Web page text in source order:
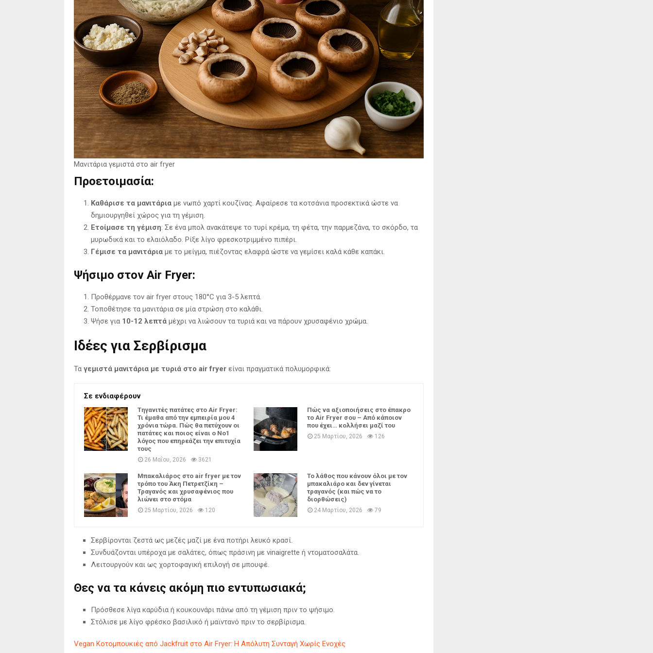
Μανιτάρια γεμιστά στο air fryer
Προετοιμασία:
Καθάρισε τα μανιτάρια με νωπό χαρτί κουζίνας. Αφαίρεσε τα κοτσάνια προσεκτικά ώστε να
δημιουργηθεί χώρος για τη γέμιση.
Ετοίμασε τη γέμιση: Σε ένα μπολ ανακάτεψε το τυρί κρέμα, τη φέτα, την παρμεζάνα, το σκόρδο, τα
μυρωδικά και το ελαιόλαδο. Ρίξε λίγο φρεσκοτριμμένο πιπέρι.
Γέμισε τα μανιτάρια με το μείγμα, πιέζοντας ελαφρά ώστε να γεμίσει καλά κάθε καπάκι.
Ψήσιμο στον Air Fryer:
Προθέρμανε τον air fryer στους 180°C για 3-5 λεπτά.
Τοποθέτησε τα μανιτάρια σε μία στρώση στο καλάθι.
Ψήσε για 10-12 λεπτά μέχρι να λιώσουν τα τυριά και να πάρουν χρυσαφένιο χρώμα.
Ιδέες για Σερβίρισμα
Τα γεμιστά μανιτάρια με τυριά στο air fryer είναι πραγματικά πολυμορφικά:
Σε ενδιαφέρουν
Tηγανιτές πατάτες στο Air Fryer:
Τι έμαθα από την εμπειρία μου 4
χρόνια τώρα. Πώς θα πετύχουν οι
πατάτες και ποιος είναι ο Νο1
λόγος που επηρεάζει την επιτυχία
τους
26 Μαΐου, 2026 3621
Πώς να αξιοποιήσεις στο έπακρο
το Air Fryer σου – Από κάποιον
που έχει… κολλήσει μαζί του
25 Μαρτίου, 2026 126
Μπακαλιάρος στο air fryer με τον
τρόπο του Άκη Πετρετζίκη –
Τραγανός και χρυσαφένιος που
λιώνει στο στόμα
25 Μαρτίου, 2026 120
Το λάθος που κάνουν όλοι με τον
μπακαλιάρο και δεν γίνεται
τραγανός (και πώς να το
διορθώσεις)
24 Μαρτίου, 2026 79
Σερβίρονται ζεστά ως μεζές μαζί με ένα ποτήρι λευκό κρασί.
Συνδυάζονται υπέροχα με σαλάτες, όπως πράσινη με vinaigrette ή ντοματοσαλάτα.
Λειτουργούν και ως χορτοφαγική επιλογή σε μπουφέ.
Θες να τα κάνεις ακόμη πιο εντυπωσιακά;
Πρόσθεσε λίγα καρύδια ή κουκουνάρι πάνω από τη γέμιση πριν το ψήσιμο.
Στόλισε με λίγο φρέσκο βασιλικό ή μαϊντανό πριν το σερβίρισμα.
Vegan Κοτομπουκιές από Jackfruit στο Air Fryer: Η Απόλυτη Συνταγή Χωρίς Ενοχές